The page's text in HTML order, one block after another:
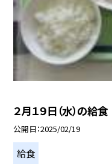
２月１９日（水）の給食
公開日 2025/02/19
給食